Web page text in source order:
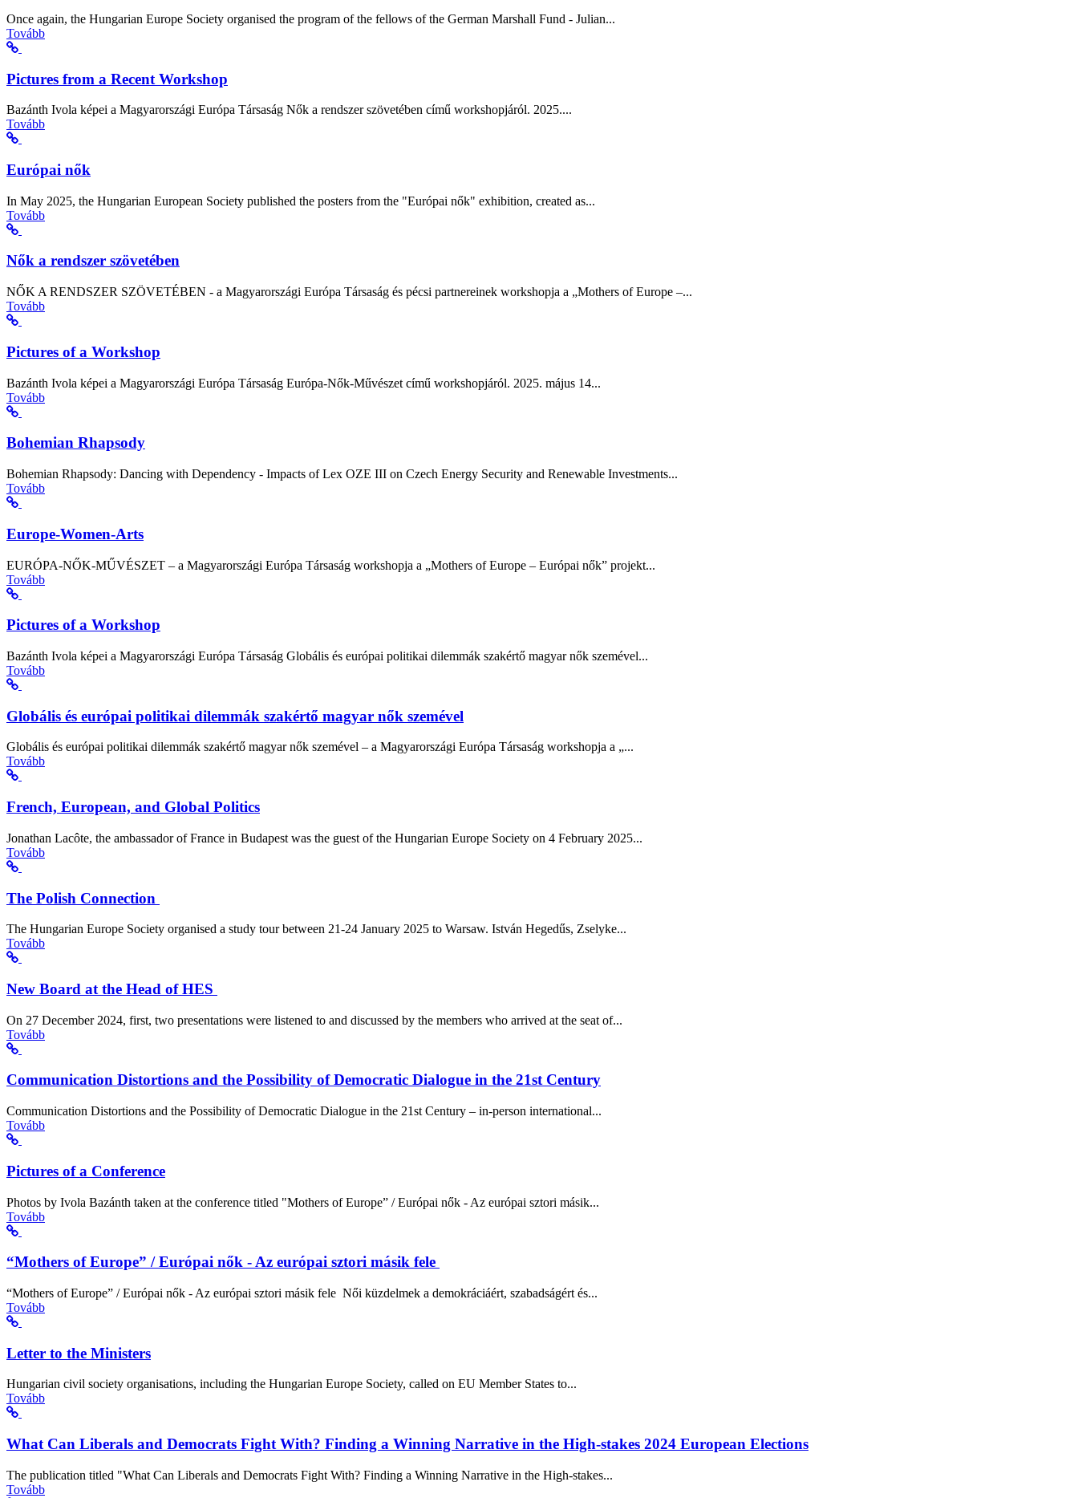
Once again, the Hungarian Europe Society organised the program of the fellows of the German Marshall Fund - Julian...
Tovább
Pictures from a Recent Workshop
Bazánth Ivola képei a Magyarországi Európa Társaság Nők a rendszer szövetében című workshopjáról. 2025....
Tovább
Európai nők
In May 2025, the Hungarian European Society published the posters from the "Európai nők" exhibition, created as...
Tovább
Nők a rendszer szövetében
NŐK A RENDSZER SZÖVETÉBEN - a Magyarországi Európa Társaság és pécsi partnereinek workshopja a „Mothers of Europe –...
Tovább
Pictures of a Workshop
Bazánth Ivola képei a Magyarországi Európa Társaság Európa-Nők-Művészet​ című workshopjáról. 2025. május 14...
Tovább
Bohemian Rhapsody
Bohemian Rhapsody: Dancing with Dependency - Impacts of Lex OZE III on Czech Energy Security and Renewable Investments...
Tovább
Europe-Women-Arts
EURÓPA-NŐK-MŰVÉSZET – a Magyarországi Európa Társaság workshopja a „Mothers of Europe – Európai nők” projekt...
Tovább
Pictures of a Workshop
Bazánth Ivola képei a Magyarországi Európa Társaság Globális és európai politikai dilemmák szakértő magyar nők szemével...
Tovább
Globális és európai politikai dilemmák szakértő magyar nők szemével
Globális és európai politikai dilemmák szakértő magyar nők szemével – a Magyarországi Európa Társaság workshopja a „...
Tovább
French, European, and Global Politics
Jonathan Lacôte, the ambassador of France in Budapest was the guest of the Hungarian Europe Society on 4 February 2025...
Tovább
The Polish Connection
The Hungarian Europe Society organised a study tour between 21-24 January 2025 to Warsaw. István Hegedűs, Zselyke...
Tovább
New Board at the Head of HES
On 27 December 2024, first, two presentations were listened to and discussed by the members who arrived at the seat of...
Tovább
Communication Distortions and the Possibility of Democratic Dialogue in the 21st Century
Communication Distortions and the Possibility of Democratic Dialogue in the 21st Century – in-person international...
Tovább
Pictures of a Conference
Photos by Ivola Bazánth taken at the conference titled "Mothers of Europe” / Európai nők - Az európai sztori másik...
Tovább
“Mothers of Europe” / Európai nők - Az európai sztori másik fele
“Mothers of Europe” / Európai nők - Az európai sztori másik fele Női küzdelmek a demokráciáért, szabadságért és...
Tovább
Letter to the Ministers
Hungarian civil society organisations, including the Hungarian Europe Society, called on EU Member States to...
Tovább
What Can Liberals and Democrats Fight With? Finding a Winning Narrative in the High-stakes 2024 European Elections
The publication titled "What Can Liberals and Democrats Fight With? Finding a Winning Narrative in the High-stakes...
Tovább